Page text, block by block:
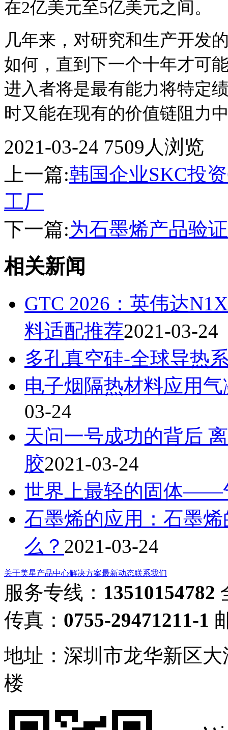
在2亿美元至5亿美元之间
几年来，对研究和生产开发
如何，直到下一个十年才可
进入者将是最有能力将特定
时又能在现有的价值链阻力
2021-03-24 7509人浏览
上一篇:韩国企业SKC投
工厂
下一篇:为石墨烯产品验
相关新闻
GTC 2026：英伟达
料适配推荐2021-03-24
多孔真空硅-全球导热
电子烟隔热材料应用
03-24
天问一号成功的背后
胶2021-03-24
世界上最轻的固体——
石墨烯的应用：石墨
么？ 2021-03-24
关于美星产品中心解决方案最新动态联系我们
服务专线： 13510154782
传真： 0755-29471211-1
地址：深圳市龙华新区
楼